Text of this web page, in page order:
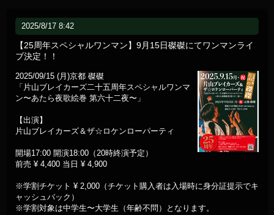
2025/8/17 8:42
【25周年スペシャルワンマン】9月15日磔磔にてワンマンライ
ブ決定！！
2025/09/15 (月)京都 磔磔
「片山ブレイカーズ二十五周年スペシャルワンマ
ン〜あたら夜歌絵巻 第六十二夜〜」
【出演】
片山ブレイカーズ＆ザ☆ロケンローパーティ
開場17:00 開演18:00（20時終演予定）
前売 ¥ 4,400 当日 ¥ 4,900
※学割チケット ¥ 2,000（チケット購入者は入場時に身分証提示でキ
ャッシュバック）
※学割対象は中学生〜大学生（年齢不問）となります。